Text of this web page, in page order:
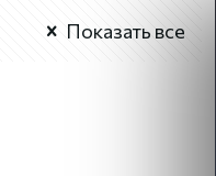
Показать все